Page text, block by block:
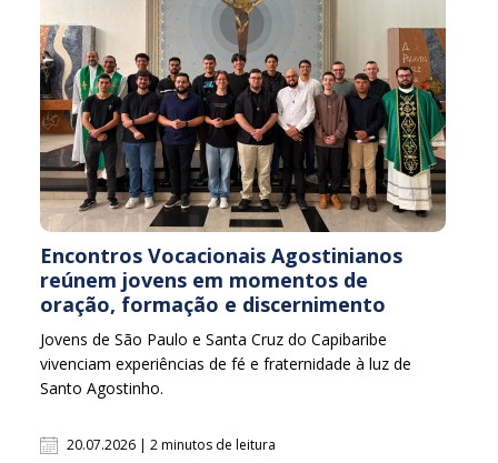
Encontros Vocacionais Agostinianos
reúnem jovens em momentos de
oração, formação e discernimento
Jovens de São Paulo e Santa Cruz do Capibaribe
vivenciam experiências de fé e fraternidade à luz de
Santo Agostinho.
20.07.2026 | 2 minutos de leitura